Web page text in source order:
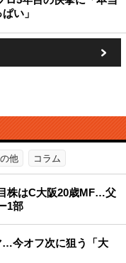
い」
他 コラム
株はC大阪20歳MF…父
1部
…今オフ次に狙う「大